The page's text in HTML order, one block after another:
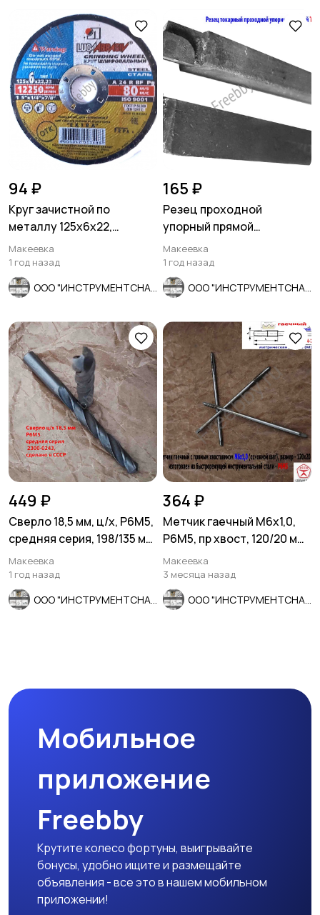
94 ₽
Круг зачистной по
металлу 125х6х22,
армированный, А 24 R BF,
Луга, Рос
Макеевка
1 год назад
165 ₽
Резец проходной
упорный прямой
20х12х100, Т5К10, 2101-
0009, ГОСТ 18879
Макеевка
1 год назад
449 ₽
Сверло 18,5 мм, ц/х, Р6М5,
средняя серия, 198/135 мм,
В1, советское.
Макеевка
1 год назад
364 ₽
Метчик гаечный М6х1,0,
Р6М5, пр хвост, 120/20 мм,
осн шаг, 2640-0053,
СССР.
Макеевка
3 месяца назад
Мобильное
приложение
Freebby
Крутите колесо фортуны, выигрывайте
бонусы, удобно ищите и размещайте
объявления - все это в нашем мобильном
приложении!